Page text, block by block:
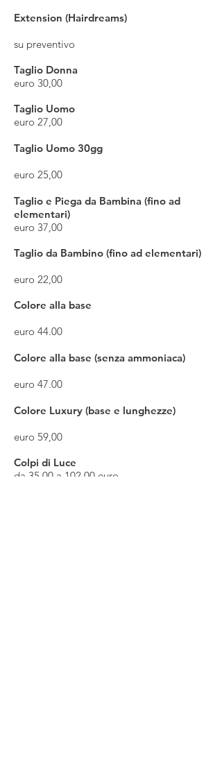
Extension (Hairdreams)
su preventivo
Taglio Donna
euro 30,00
Taglio Uomo
euro 27,00
Taglio Uomo 30gg
euro 25,00
Taglio e Piega da Bambina (fino ad
elementari)
euro 37,00
Taglio da Bambino (fino ad elementari)
euro 22,00
Colore alla base
euro 44.00
Colore alla base (senza ammoniaca)
euro 47.00
Colore Luxury (base e lunghezze)
euro 59,00
Colpi di Luce
da 35,00 a 102,00 euro